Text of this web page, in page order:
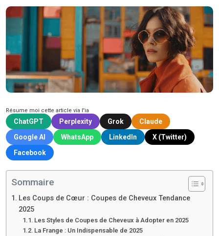
Résume moi cette article via l'ia
ChatGPT Perplexity Grok
Claude
Google AI
WhatsApp LinkedIn
X (Twitter)
Facebook
Sommaire
Les Coups de Cœur : Coupes de Cheveux Tendance
2025
Les Styles de Coupes de Cheveux à Adopter en 2025
La Frange : Un Indispensable de 2025